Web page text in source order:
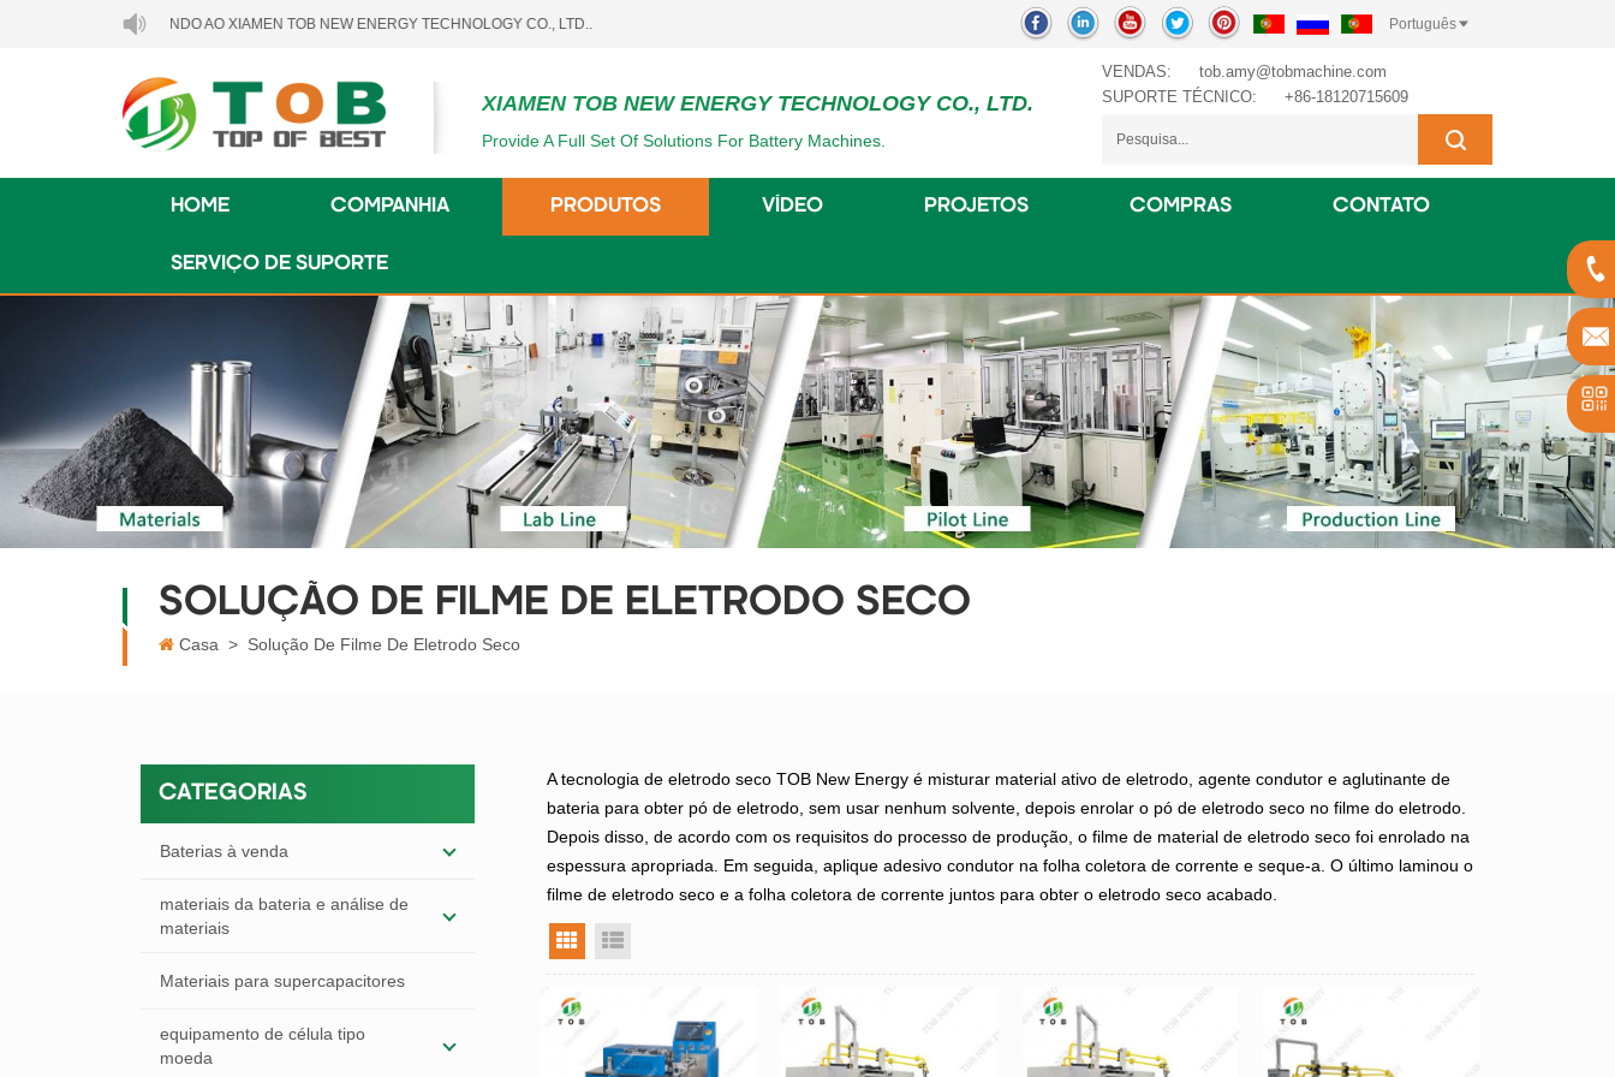
BEM-VINDO AO XIAMEN TOB NEW ENERGY TECHNOLOGY CO., LTD.. Português
XIAMEN TOB NEW ENERGY TECHNOLOGY CO., LTD.
Provide A Full Set Of Solutions For Battery Machines.
VENDAS:
tob.amy@tobmachine.com
SUPORTE TÉCNICO:
+86-18120715609
HOME COMPANHIA PRODUTOS VÍDEO PROJETOS COMPRAS CONTATO
SERVIÇO DE SUPORTE
SOLUÇÃO DE FILME DE ELETRODO SECO
Casa > Solução De Filme De Eletrodo Seco
CATEGORIAS
Baterias à venda
materiais da bateria e análise de
materiais
Materiais para supercapacitores
equipamento de célula tipo
moeda
A tecnologia de eletrodo seco TOB New Energy é misturar material ativo de eletrodo, agente condutor e aglutinante de
bateria para obter pó de eletrodo, sem usar nenhum solvente, depois enrolar o pó de eletrodo seco no filme do eletrodo.
Depois disso, de acordo com os requisitos do processo de produção, o filme de material de eletrodo seco foi enrolado na
espessura apropriada. Em seguida, aplique adesivo condutor na folha coletora de corrente e seque-a. O último laminou o
filme de eletrodo seco e a folha coletora de corrente juntos para obter o eletrodo seco acabado.
visualização em grade